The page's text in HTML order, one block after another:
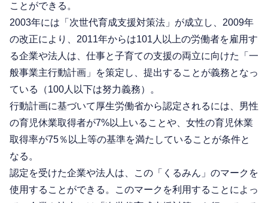
ことができる。
2003年には「次世代育成支援対策法」が成立し、2009年
の改正により、2011年からは101人以上の労働者を雇用す
る企業や法人は、仕事と子育ての支援の両立に向けた「一
般事業主行動計画」を策定し、提出することが義務となっ
ている（100人以下は努力義務）。
行動計画に基づいて厚生労働省から認定されるには、男性
の育児休業取得者が7%以上いることや、女性の育児休業
取得率が75％以上等の基準を満たしていることが条件と
なる。
認定を受けた企業や法人は、この「くるみん」のマークを
使用することができる。このマークを利用することによっ